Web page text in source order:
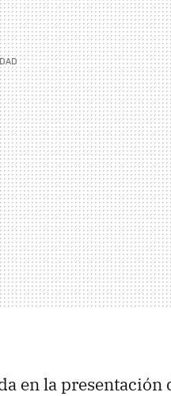
en la presentación